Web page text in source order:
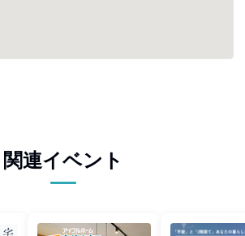
関連イベント